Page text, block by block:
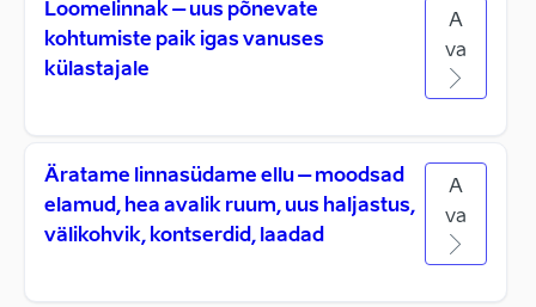
Loomelinnak – uus põnevate
kohtumiste paik igas vanuses
külastajale
A
va
Äratame linnasüdame ellu – moodsad
elamud, hea avalik ruum, uus haljastus,
välikohvik, kontserdid, laadad
A
va